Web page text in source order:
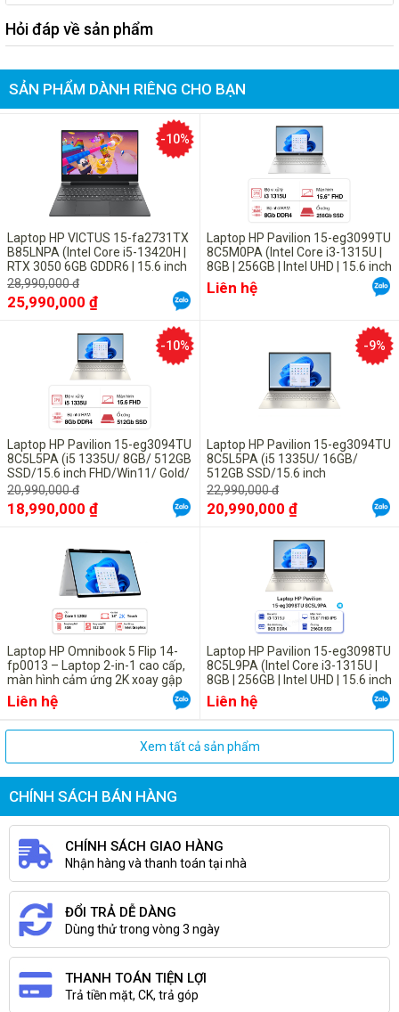
Cấu hình đủ dùng
Chiếc laptop văn phòng này mang chip Intel Core i3 thế hệ 7, RAM 4
GB hỗ trợ xử lý ổn định các đa nhiệm, chạy mượt các ứng dụng
thông thường như Word, Excel, xem phim,...
Ngoài ra máy còn sử dụng ổ cứng HDD dung lượng 1 TB cho khả
năng lưu trữ vô tận.
Hình ảnh bắt mắt
Máy tính xách tay nhà HP có kích thước màn hình 15.6 inch kết hợp
viền màn hình mỏng 2 cạnh tạo cảm giác hình ảnh tràn màn hình.
Hỏi đáp về sản phẩm
SẢN PHẨM DÀNH RIÊNG CHO BẠN
Laptop HP VICTUS 15-fa2731TX
B85LNPA (Intel Core i5-13420H |
RTX 3050 6GB GDDR6 | 15.6 inch
FHD 144Hz | 16GB | 512GB | Win
11 | Đen)
28,990,000 đ
25,990,000 ₫
-10%
Laptop HP Pavilion 15-eg3099TU
8C5M0PA (Intel Core i3-1315U |
8GB | 256GB | Intel UHD | 15.6 inch
FHD | Win 11 | BẠC) - Vỏ nhôm,
chính hãng
Liên hệ
Laptop HP Pavilion 15-eg3094TU
8C5L5PA (i5 1335U/ 8GB/ 512GB
SSD/15.6 inch FHD/Win11/ Gold/
Vỏ nhôm)
20,990,000 đ
18,990,000 ₫
-10%
Laptop HP Pavilion 15-eg3094TU
8C5L5PA (i5 1335U/ 16GB/
512GB SSD/15.6 inch
FHD/Win11/ Gold/ Vỏ nhôm)
22,990,000 đ
20,990,000 ₫
-9%
Laptop HP Omnibook 5 Flip 14-
fp0013 – Laptop 2-in-1 cao cấp,
màn hình cảm ứng 2K xoay gập
Liên hệ
Laptop HP Pavilion 15-eg3098TU
8C5L9PA (Intel Core i3-1315U |
8GB | 256GB | Intel UHD | 15.6 inch
FHD | Win 11 | Vàng)
Liên hệ
Xem tất cả sản phẩm
CHÍNH SÁCH BÁN HÀNG
CHÍNH SÁCH GIAO HÀNG
Nhận hàng và thanh toán tại nhà
ĐỔI TRẢ DỄ DÀNG
Dùng thử trong vòng 3 ngày
THANH TOÁN TIỆN LỢI
Trả tiền mặt, CK, trả góp